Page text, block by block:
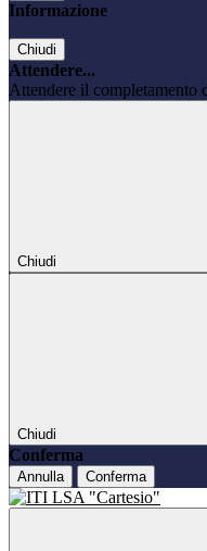
Informazione
Chiudi
Attendere...
Attendere il completamento
Chiudi
Chiudi
Conferma
Annulla Conferma